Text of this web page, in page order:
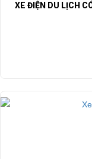
XE ĐIỆN DU LỊCH